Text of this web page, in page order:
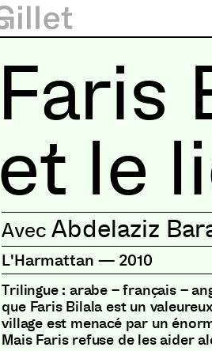
Faris
et le
Abdelaziz
L'Harmattan — 2010
Trilingue : arabe – français –
que Faris Bilala est un
village est menacé par un
Mais Faris refuse de les aider